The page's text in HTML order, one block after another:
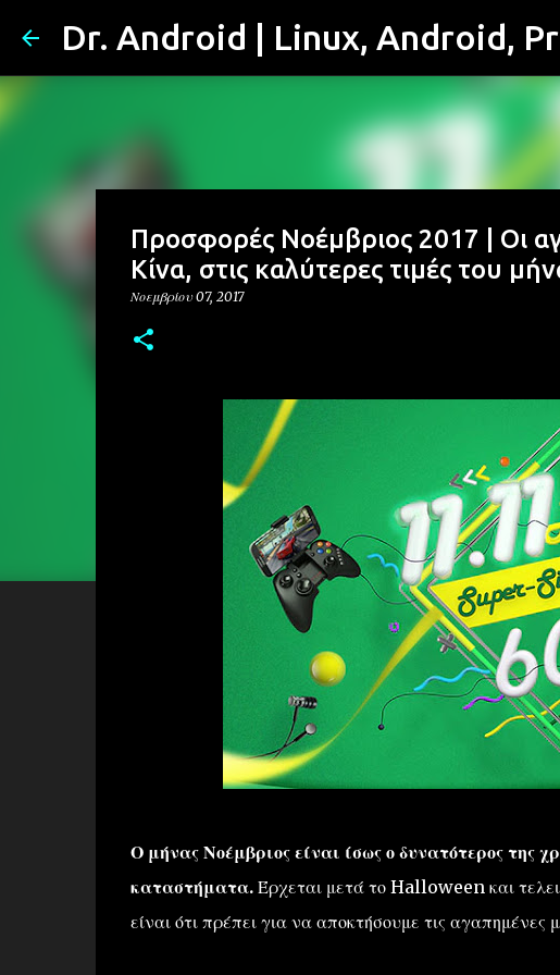
Dr. Android | Linux, Android,
Προσφορές Νοέμβριος 2017 | Οι
Κίνα, στις καλύτερες τιμές του
Νοεμβρίου 07, 2017
Ο μήνας Νοέμβριος είναι ίσως ο δυνατότερος της
καταστήματα.Έρχεται μετά το Halloween και
είναι ότι πρέπει για να αποκτήσουμε τις αγαπημένες